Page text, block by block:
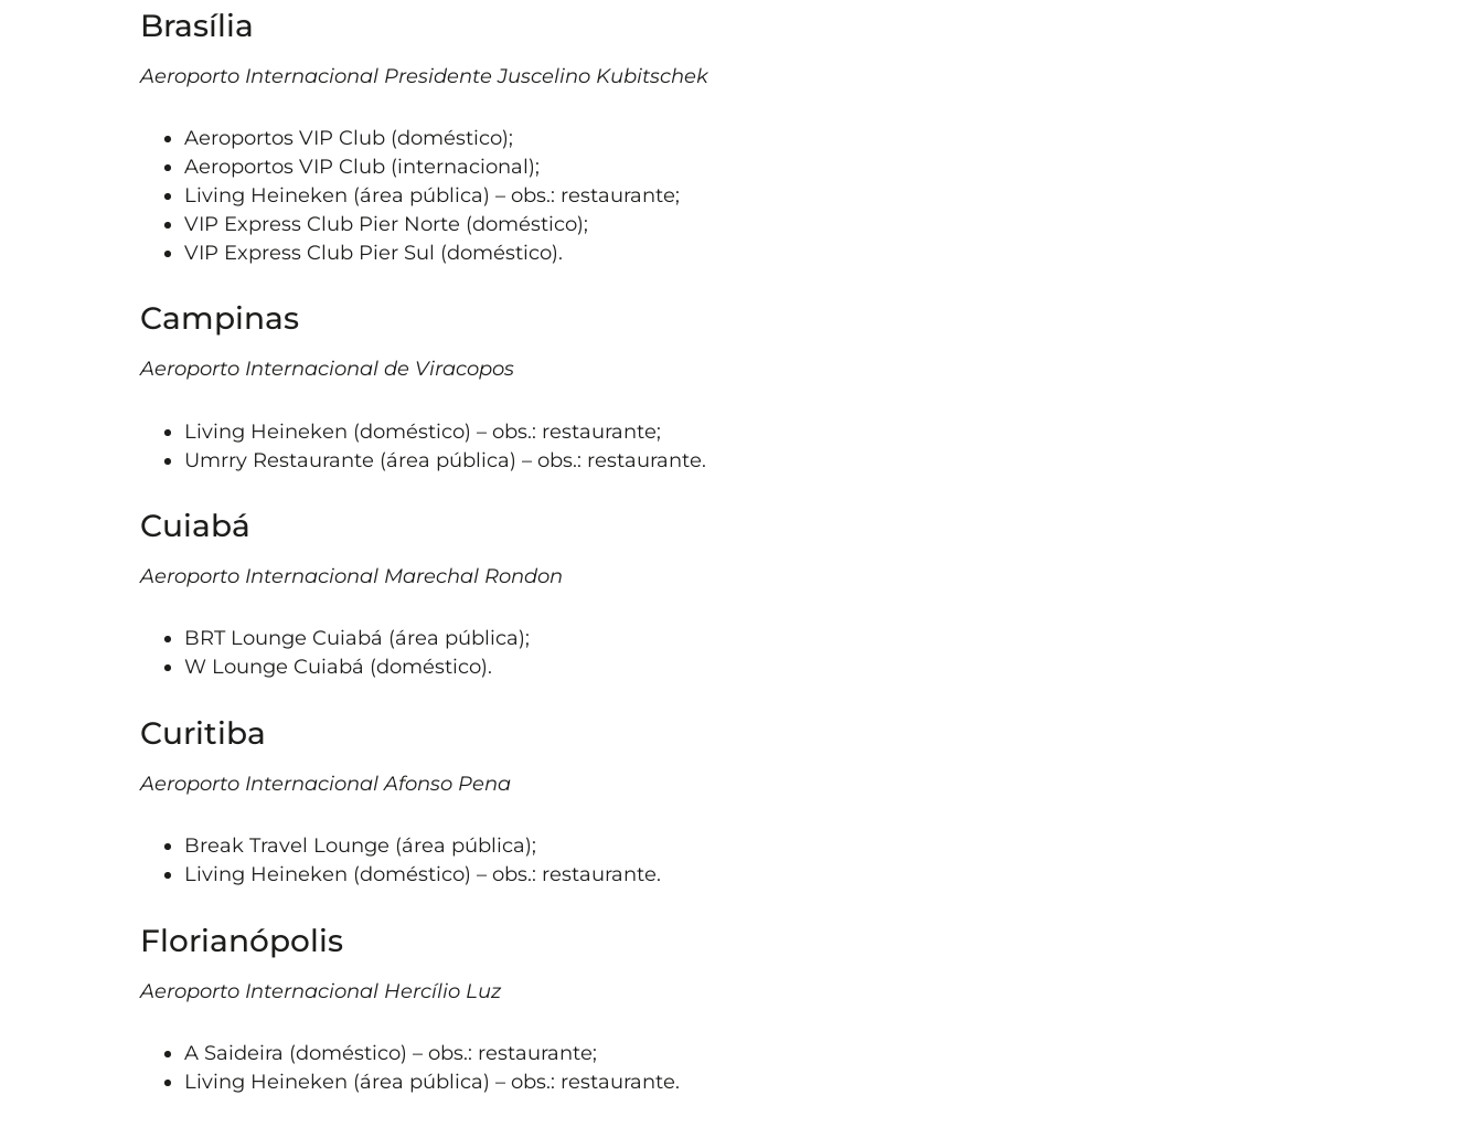
Brasília
Aeroporto Internacional Presidente Juscelino Kubitschek
Aeroportos VIP Club (doméstico);
Aeroportos VIP Club (internacional);
Living Heineken (área pública) – obs.: restaurante;
VIP Express Club Pier Norte (doméstico);
VIP Express Club Pier Sul (doméstico).
Campinas
Aeroporto Internacional de Viracopos
Living Heineken (doméstico) – obs.: restaurante;
Umrry Restaurante (área pública) – obs.: restaurante.
Cuiabá
Aeroporto Internacional Marechal Rondon
BRT Lounge Cuiabá (área pública);
W Lounge Cuiabá (doméstico).
Curitiba
Aeroporto Internacional Afonso Pena
Break Travel Lounge (área pública);
Living Heineken (doméstico) – obs.: restaurante.
Florianópolis
Aeroporto Internacional Hercílio Luz
A Saideira (doméstico) – obs.: restaurante;
Living Heineken (área pública) – obs.: restaurante.